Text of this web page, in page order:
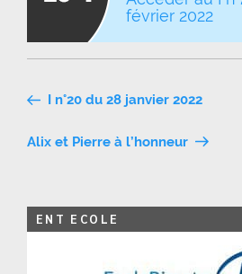
février 2022
Navigation
de
I n°20 du 28 janvier 2022
Alix et Pierre à l’honneur
ENT ECOLE